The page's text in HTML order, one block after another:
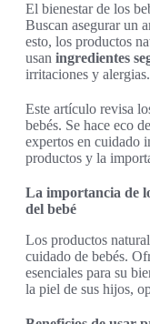
El bienestar de los
Buscan asegurar un
esto, los productos
usan ingredientes
irritaciones y alergias.
Este artículo revisa
bebés. Se hace eco
expertos en cuidado
productos y la
La importancia de
del bebé
Los productos
cuidado de bebés.
esenciales para su
la piel de sus hijos,